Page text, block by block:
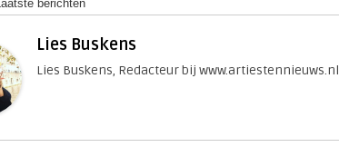
Laatste berichten
Lies Buskens
Lies Buskens, Redacteur bij www.artiestennieuws.nl